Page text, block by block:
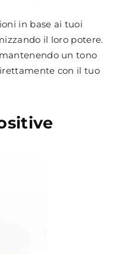
in base ai tuoi
il loro potere.
un tono
con il tuo